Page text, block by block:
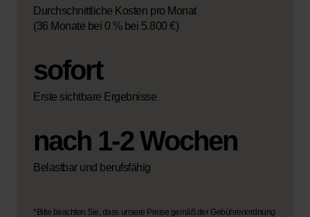
Durchschnittliche Kosten pro Monat
(36 Monate bei 0 % bei 5.800 €)
sofort
Erste sichtbare Ergebnisse
nach 1-2 Wochen
Belastbar und berufsfähig
*Bitte beachten Sie, dass unsere Preise gemäß der Gebührenordnung